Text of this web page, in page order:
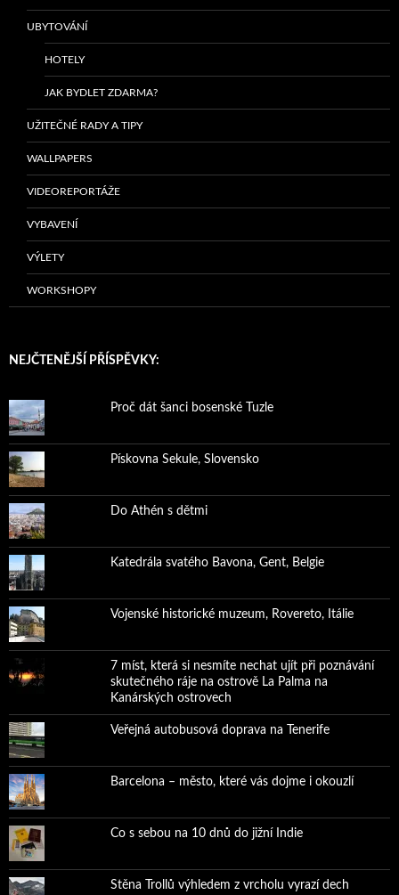
UBYTOVÁNÍ
HOTELY
JAK BYDLET ZDARMA?
UŽITEČNÉ RADY A TIPY
WALLPAPERS
VIDEOREPORTÁŽE
VYBAVENÍ
VÝLETY
WORKSHOPY
NEJČTENĚJŠÍ PŘÍSPĚVKY:
Proč dát šanci bosenské Tuzle
Pískovna Sekule, Slovensko
Do Athén s dětmi
Katedrála svatého Bavona, Gent, Belgie
Vojenské historické muzeum, Rovereto, Itálie
7 míst, která si nesmíte nechat ujít při poznávání
skutečného ráje na ostrově La Palma na
Kanárských ostrovech
Veřejná autobusová doprava na Tenerife
Barcelona – město, které vás dojme i okouzlí
Co s sebou na 10 dnů do jižní Indie
Stěna Trollů výhledem z vrcholu vyrazí dech